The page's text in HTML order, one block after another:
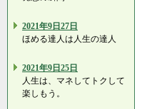
2021年9日27日
ほめる達人は人生の達人
2021年9日25日
人生は、マネしてトクして
楽しもう。